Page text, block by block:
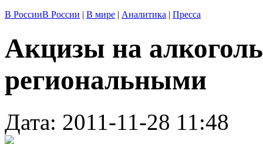
В РоссииВ России | В мире | Аналитика | Пресса
Акцизы на
региональными
Дата: 2011-11-28 11:48